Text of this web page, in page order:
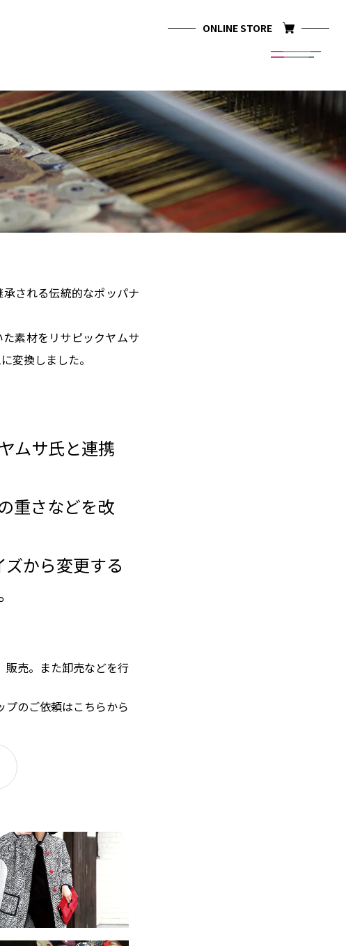
ONLINESTORE
される伝統的なポッパナ
素材をリサピックヤムサ
変換しました。
ムサ氏と連携
重さなどを改
から変更する
販売。また卸売などを行
プのご依頼はこちらから